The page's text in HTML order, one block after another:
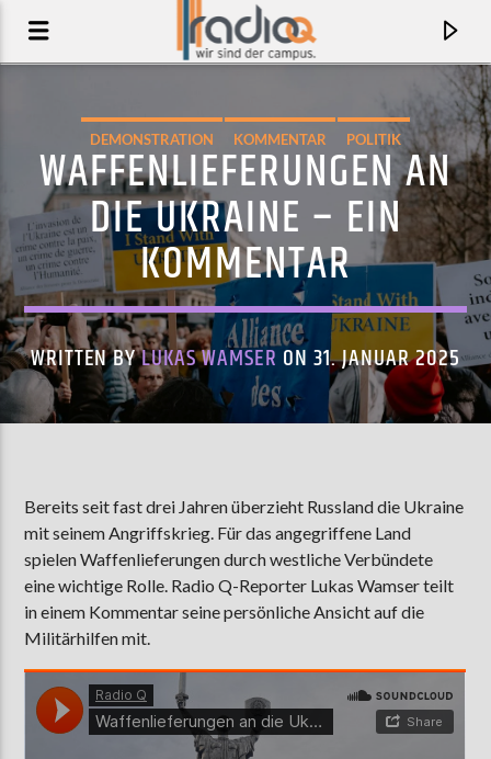
AKTUELLER TRACK
AKTUELLE SENDUNG
MOEBIUS
12:00
ZU HÖREN INMünster90,9 MHzSteinfurt 103,9 MHz
DEMONSTRATION KOMMENTAR POLITIK
WAFFENLIEFERUNGEN AN
DIE UKRAINE – EIN
KOMMENTAR
WRITTEN BYLUKAS WAMSERON 31. JANUAR 2025
Bereits seit fast drei Jahren überzieht Russland die Ukraine
mit seinem Angriffskrieg. Für das angegriffene Land
spielen Waffenlieferungen durch westliche Verbündete
eine wichtige Rolle. Radio Q-Reporter Lukas Wamser teilt
in einem Kommentar seine persönliche Ansicht auf die
Militärhilfen mit.